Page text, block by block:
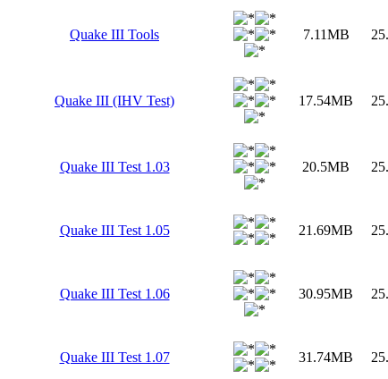
Quake III Tools 7.11MB
Quake III (IHV Test) 17.54MB
Quake III Test 1.03 20.5MB
Quake III Test 1.05 21.69MB
Quake III Test 1.06 30.95MB
Quake III Test 1.07 31.74MB